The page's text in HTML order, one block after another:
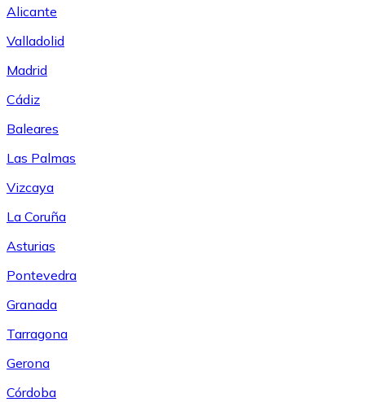
Alicante
Valladolid
Madrid
Cádiz
Baleares
Las Palmas
Vizcaya
La Coruña
Asturias
Pontevedra
Granada
Tarragona
Gerona
Córdoba